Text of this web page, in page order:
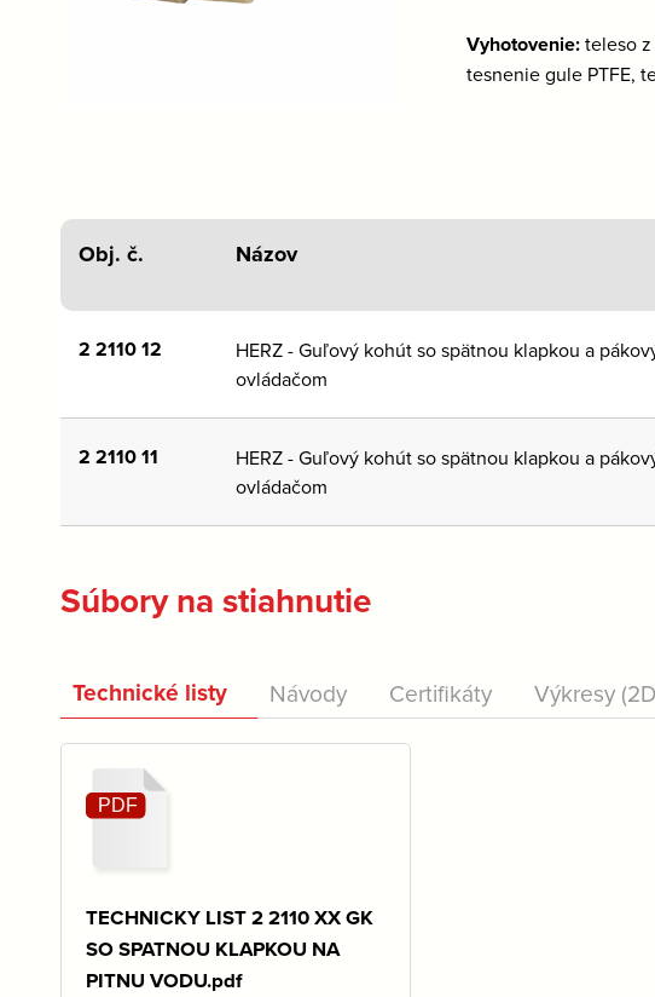
Vyhotovenie:teleso
tesnenie gule PTFE,
Obj. č. Názov
2 2110 12
HERZ - Guľový kohút so spätnou klapkou a
ovládačom
2 2110 11
HERZ - Guľový kohút so spätnou klapkou a
ovládačom
Súbory na stiahnutie
Technické listy Návody Certifikáty Výkresy
TECHNICKY LIST 2 2110 XX GK
SO SPATNOU KLAPKOU NA
PITNU VODU.pdf